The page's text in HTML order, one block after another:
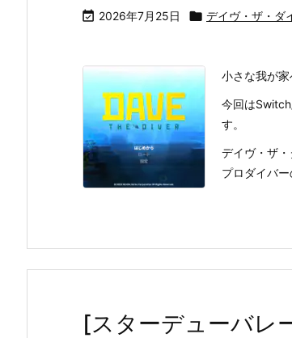
 2026年7月25日  デイヴ・ザ・ダ
小さな我が家
今回は
す。
デイヴ・ザ
プロダイバ
[スターデューバレ